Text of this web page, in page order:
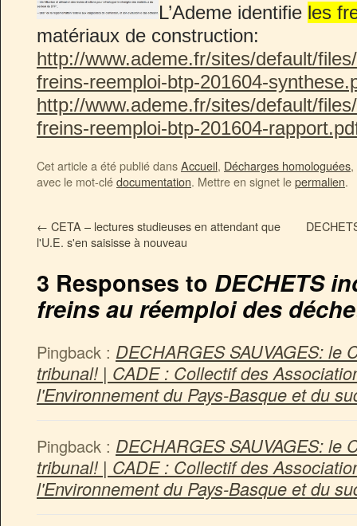
L’Ademe identifie les
matériaux de construction:
http://www.ademe.fr/sites/default/
freins-reemploi-btp-201604-
http://www.ademe.fr/sites/default/
freins-reemploi-btp-201604-
Cet article a été publié dansAccueil, Décharges homologuées,
avec le mot-clédocumentation. Mettre en signet lepermalien.
← CETA – lectures studieuses en attendant que
l'U.E. s'en saisisse à nouveau
3 Responses to DECHETS
freins au réemploi des
Pingback : DECHARGES SAUVAGES: le
tribunal! | CADE : Collectif des
l'Environnement du Pays-Basque et du
Pingback : DECHARGES SAUVAGES: le
tribunal! | CADE : Collectif des
l'Environnement du Pays-Basque et du